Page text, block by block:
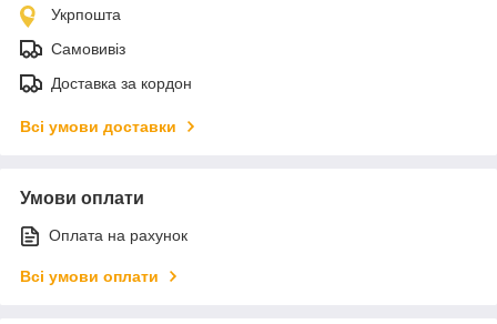
Укрпошта
Самовивіз
Доставка за кордон
Всі умови доставки
Умови оплати
Оплата на рахунок
Всі умови оплати